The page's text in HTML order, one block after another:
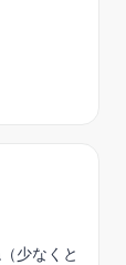
少なくと